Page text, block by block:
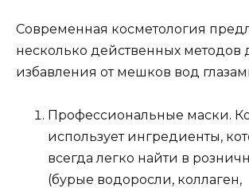
Современная косметология
несколько действенных методов
избавления от мешков вод
Профессиональные маски.
использует ингредиенты,
всегда легко найти в
(бурые водоросли, коллаген,